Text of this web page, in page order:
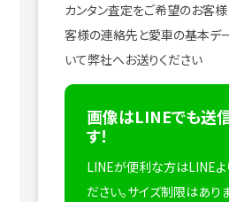
カンタン査定をご希望のお客
客様の連絡先と愛車の基本デ
いて弊社へお送りください
画像はLINEでも送
す！
LINEが便利な方はLINEよ
ださい。サイズ制限はあり